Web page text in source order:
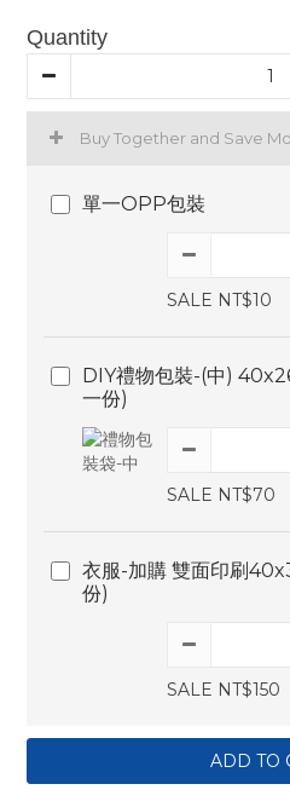
Quantity
Buy Together and Save
單一OPP包裝
SALE NT$10
DIY禮物包裝-(中)
一份)
SALE NT$70
衣服-加購 雙面印刷
份)
SALE NT$150
ADD TO